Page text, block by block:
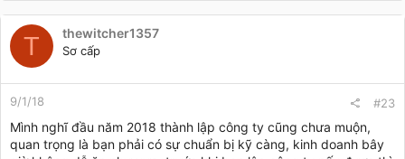
T thewitcher1357
Sơ cấp
9/1/18 #23
Mình nghĩ đầu năm 2018 thành lập công ty cũng chưa muộn,
quan trọng là bạn phải có sự chuẩn bị kỹ càng, kinh doanh bây